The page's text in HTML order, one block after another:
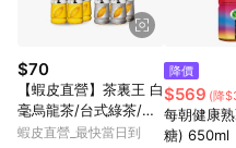
$70
【蝦皮直營】茶裏王 白
毫烏龍茶/台式綠茶/英
式紅茶/日式無糖綠茶/
蝦皮直營_最快當日到
降價
$569 (降
每朝健康
糖) 650ml